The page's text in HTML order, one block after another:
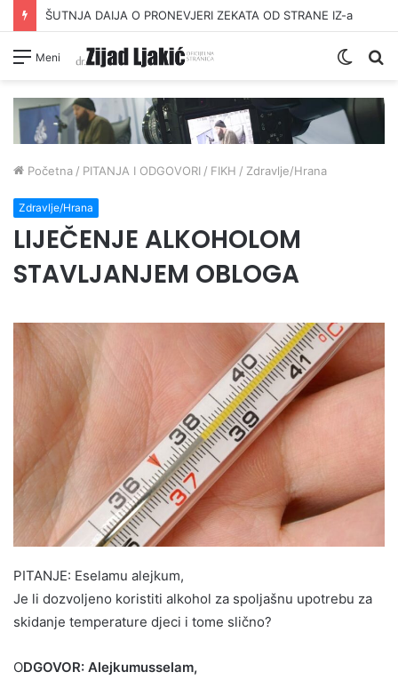
ŠUTNJA DAIJA O PRONEVJERI ZEKATA OD STRANE IZ-a
Meni
Switch
Početna / PITANJA I ODGOVORI / FIKH / Zdravlje/Hrana
Zdravlje/Hrana
LIJEČENJE ALKOHOLOM
STAVLJANJEM OBLOGA
PITANJE: Eselamu alejkum,
Je li dozvoljeno koristiti alkohol za spoljašnu upotrebu za
skidanje temperature djeci i tome slično?
ODGOVOR: Alejkumusselam,